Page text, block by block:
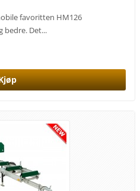
favoritten HM126
bedre. Det...